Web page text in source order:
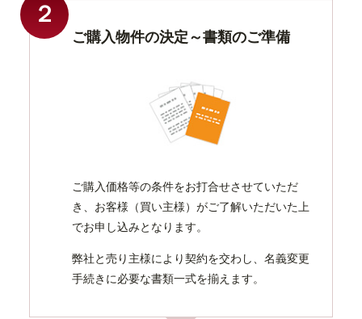
２
ご購入物件の決定～書類のご準備
ご購入価格等の条件をお打合せさせていただ
き、お客様（買い主様）がご了解いただいた上
でお申し込みとなります。
弊社と売り主様により契約を交わし、名義変更
手続きに必要な書類一式を揃えます。